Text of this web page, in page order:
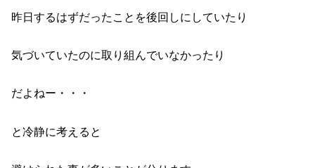
昨日するはずだったことを後回しにしていたり
気づいていたのに取り組んでいなかったり
だよねー・・・
と冷静に考えると